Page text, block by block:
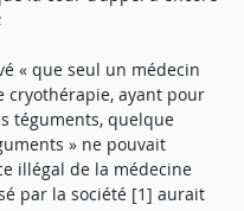
« que seul un médecin
ayant pour
téguments, quelque
» ne pouvait
illégal de la médecine
par la société [1] aurait